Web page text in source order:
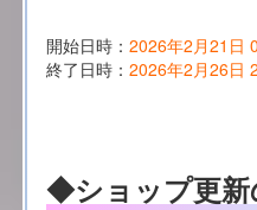
開始日時： 2026年2月21日
終了日時： 2026年2月26日
◆ショップ更新